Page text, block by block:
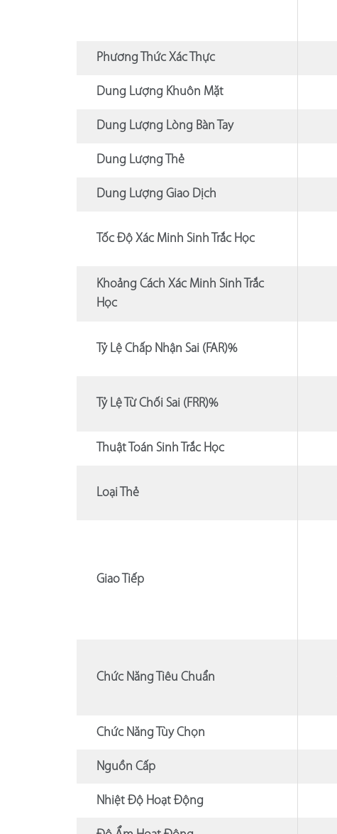
Phương Thức Xác Thực
Dung Lượng Khuôn Mặt
Dung Lượng Lòng Bàn Tay
Dung Lượng Thẻ
Dung Lượng Giao Dịch
Tốc Độ Xác Minh Sinh Trắc Học
Khoảng Cách Xác Minh Sinh Trắc
Học
Tỷ Lệ Chấp Nhận Sai (FAR)%
Tỷ Lệ Từ Chối Sai (FRR)%
Thuật Toán Sinh Trắc Học
Loại Thẻ
Giao Tiếp
Chức Năng Tiêu Chuẩn
Chức Năng Tùy Chọn
Nguồn Cấp
Nhiệt Độ Hoạt Động